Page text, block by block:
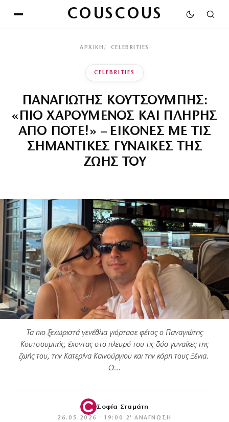
COUSCOUS
ΑΡΧΙΚΉ CELEBRITIES
CELEBRITIES
ΠΑΝΑΓΙΩΤΗΣ ΚΟΥΤΣΟΥΜΠΗΣ:
«ΠΙΟ ΧΑΡΟΥΜΕΝΟΣ ΚΑΙ ΠΛΗΡΗΣ
ΑΠΟ ΠΟΤΕ!» – ΕΙΚΟΝΕΣ ΜΕ ΤΙΣ
ΣΗΜΑΝΤΙΚΕΣ ΓΥΝΑΙΚΕΣ ΤΗΣ
ΖΩΗΣ ΤΟΥ
Τα πιο ξεχωριστά γενέθλια γιόρτασε φέτος ο Παναγιώτης
Κουτσουμπής, έχοντας στο πλευρό του τις δύο γυναίκες της
ζωής του, την Κατερίνα Καινούργιου και την κόρη τους Ξένια.
Ο…
Σοφία Σταμάτη
26.05.2026 · 19:00 · 2′ ΑΝΆΓΝΩΣΗ